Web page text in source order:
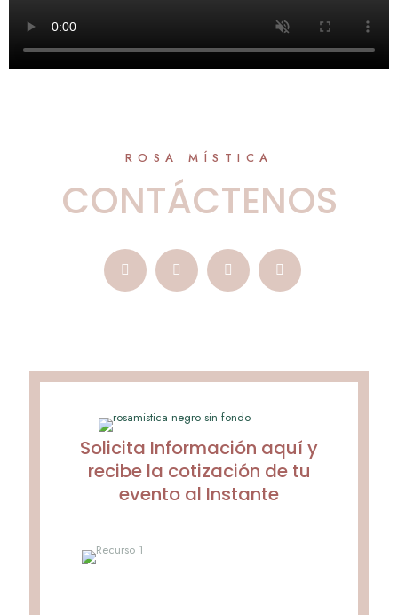
ROSA MÍSTICA
CONTÁCTENOS
Solicita Información aquí y
recibe la cotización de tu
evento al Instante